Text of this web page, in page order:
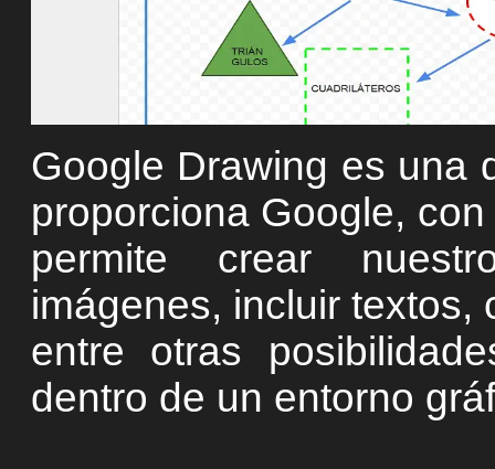
Google Drawing es una
proporciona Google,
permite crear
imágenes, incluir textos,
entre otras
dentro de un entorno